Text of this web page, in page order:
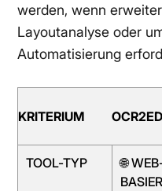
werden, wenn
Layoutanalyse oder
Automatisierung
KRITERIUM
TOOL-TYP
🌐